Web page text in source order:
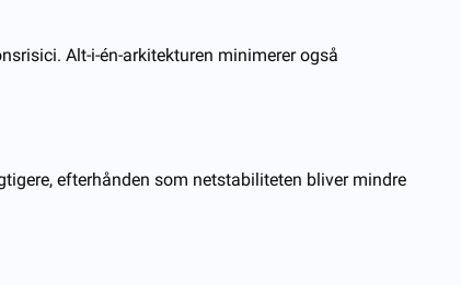
Alt-i-én-arkitekturen minimerer også
efterhånden som netstabiliteten bliver mindre